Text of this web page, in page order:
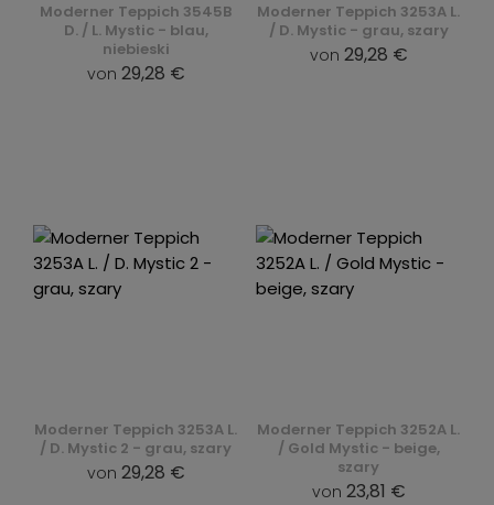
Moderner Teppich 3545B
D. / L. Mystic - blau,
niebieski
von 29,28 €
Moderner Teppich 3253A L.
/ D. Mystic - grau, szary
von 29,28 €
Moderner Teppich 3253A L.
/ D. Mystic 2 - grau, szary
von 29,28 €
Moderner Teppich 3252A L.
/ Gold Mystic - beige,
szary
von 23,81 €